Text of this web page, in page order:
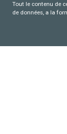
Tout le contenu de
de données, a la